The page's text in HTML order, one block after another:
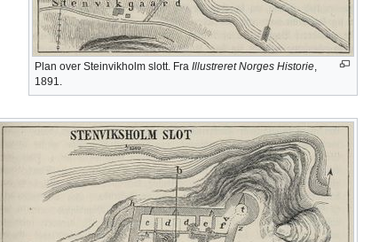
Plan over Steinvikholm slott. Fra Illustreret Norges Historie
1891.